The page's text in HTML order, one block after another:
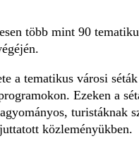
több mint 90
a tematikus városi
Ezeken a
turistáknak
közleményükben.